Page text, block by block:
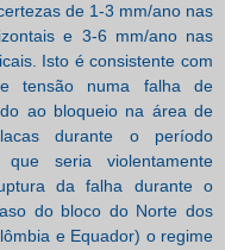
de 1-3 mm/ano nas
e 3-6 mm/ano nas
Isto é consistente com
tensão numa falha de
ao bloqueio na área de
durante o período
que seria violentamente
da falha durante o
do bloco do Norte dos
e Equador) o regime